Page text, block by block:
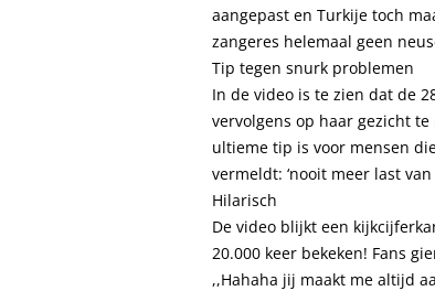
aangepast en Turkije toch
zangeres helemaal geen
Tip tegen snurk problemen
In de video is te zien dat de
vervolgens op haar gezicht
ultieme tip is voor mensen
vermeldt: ‘nooit meer last
Hilarisch
De video blijkt een
20.000 keer bekeken! Fans
,,Hahaha jij maakt me altijd